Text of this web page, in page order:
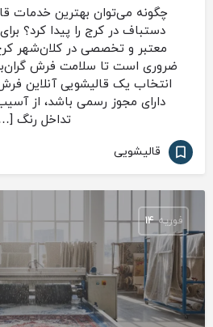
چگونه می‌توان بهترین خدمات
دستباف در کرج را پیدا کرد؟
معتبر و تخصصی در کلان‌شهر
ضروری است تا سلامت فرش
انتخاب یک قالیشویی آنلاین
دارای مجوز رسمی باشد، از
تداخل رنگ
قالیشویی
فوریه 14